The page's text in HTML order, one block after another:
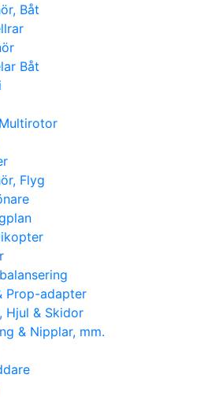
Båt
Båt
Flyg
Prop-adapter
Hjul & Skidor
& Nipplar, mm.